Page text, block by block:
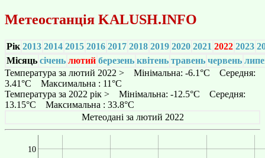
Метеостанція KALUSH.INFO
Рік 2013 2014 2015 2016 2017 2018 2019 2020 2021 2022 2023
Місяць січень лютий березень квітень травень червень
Температура за лютий 2022 > Мінімальна: -6.1°C Середня:
3.41°C Максимальна : 11°C
Температура за 2022 рік > Мінімальна: -12.5°C Середня:
13.15°C Максимальна : 33.8°C
Метеодані за лютий 2022
10